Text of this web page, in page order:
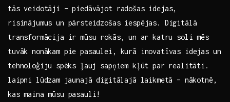
tās veidotāji – piedāvājot radošas idejas,
risinājumus un pārsteidzošas iespējas. Digitālā
transformācija ir mūsu rokās, un ⁢ar katru soli‍ mēs
tuvāk​ nonākam pie pasaulei, kurā inovatīvas idejas un
tehnoloģiju⁤ spēks ļauj sapņiem​ kļūt ‌par realitāti.
laipni lūdzam ⁤jaunajā digitālajā laikmetā – nākotnē,⁢
kas maina mūsu pasauli!